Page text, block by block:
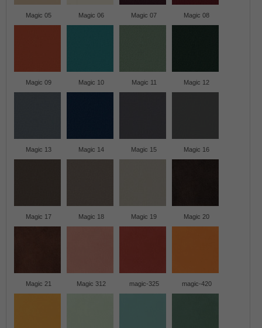
Magic 05 Magic 06 Magic 07 Magic 08
Magic 09 Magic 10 Magic 11 Magic 12
Magic 13 Magic 14 Magic 15 Magic 16
Magic 17 Magic 18 Magic 19 Magic 20
Magic 21 Magic 312 magic-325 magic-420